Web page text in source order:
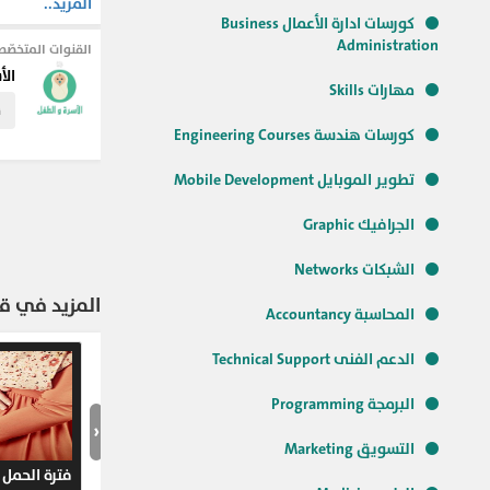
كورسات ادارة الأعمال Business
Administration
مهارات Skills
كورسات هندسة Engineering Courses
تطوير الموبايل Mobile Development
الجرافيك Graphic
الشبكات Networks
المحاسبة Accountancy
الدعم الفنى Technical Support
البرمجة Programming
التسويق Marketing
#تنمية_بشرية#Family القنوات
المزيد في
فترة
‹